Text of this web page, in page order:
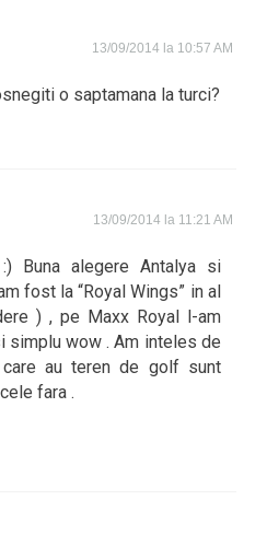
13/09/2014 la 10:57 AM
o saptamana la turci?
13/09/2014 la 11:21 AM
Buna alegere Antalya si
fost la “Royal Wings” in al
) , pe Maxx Royal l-am
simplu wow . Am inteles de
au teren de golf sunt
fara .